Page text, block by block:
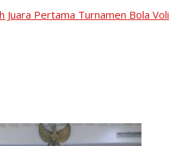
Juara Pertama Turnamen Bola Voli